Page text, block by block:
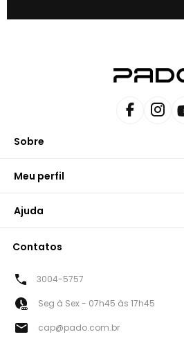
Sobre
Meu perfil
Ajuda
Contatos
3004-5757
Seg à Sex - 07h45 às 17h45
cap@pado.com.br